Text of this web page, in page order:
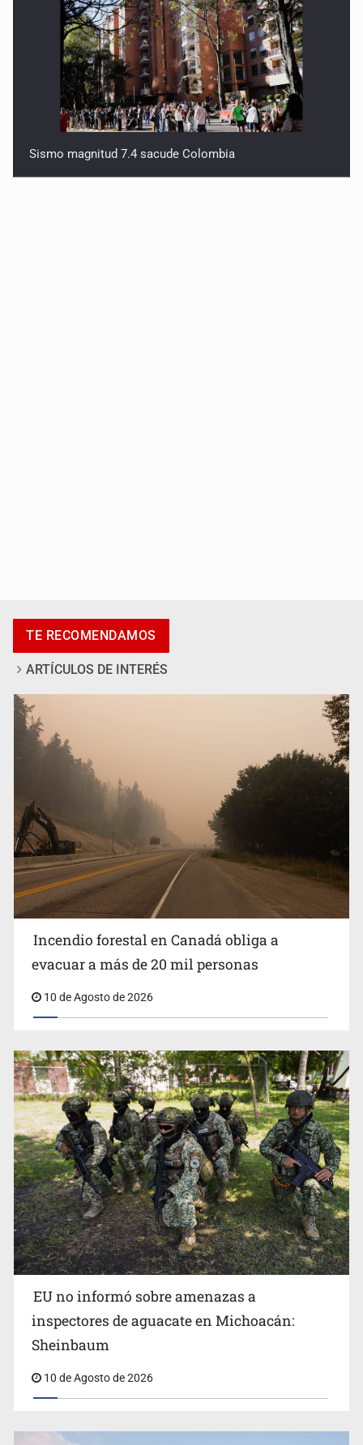
Sismo magnitud 7.4 sacude Colombia
desapariciones de adolescentes
Están en proceso 75 auditorías de 2026
Lo vinculan por amenazas contra su esposa en Vallarta
Incendio forestal en Canadá obliga a evacuar a más de
20 mil personas
TE RECOMENDAMOS
ARTÍCULOS DE INTERÉS
Incendio forestal en Canadá obliga a
evacuar a más de 20 mil personas
10 de Agosto de 2026
EU no informó sobre amenazas a
inspectores de aguacate en Michoacán:
Sheinbaum
10 de Agosto de 2026